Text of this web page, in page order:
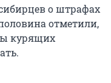
о штрафах
отметили,
курящих